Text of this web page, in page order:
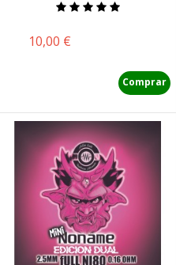
Precio
10,00 €
Comprar